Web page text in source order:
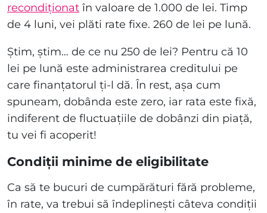
recondiționat în valoare de 1.000 de lei. Timp
de 4 luni, vei plăti rate fixe. 260 de lei pe lună.
Știm, știm… de ce nu 250 de lei? Pentru că 10
lei pe lună este administrarea creditului pe
care finanțatorul ți-l dă. În rest, așa cum
spuneam, dobânda este zero, iar rata este fixă,
indiferent de fluctuațiile de dobânzi din piață,
tu vei fi acoperit!
Condiții minime de eligibilitate
Ca să te bucuri de cumpărături fără probleme,
în rate, va trebui să îndeplinești câteva condiții